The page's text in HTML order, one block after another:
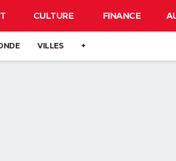
CULTURE FINANCE
VILLES +